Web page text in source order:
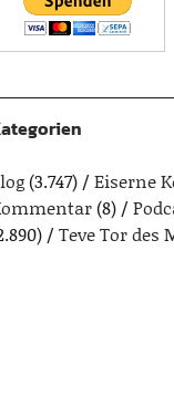
(3.747) Eiserne
(8)
Teve Tor des